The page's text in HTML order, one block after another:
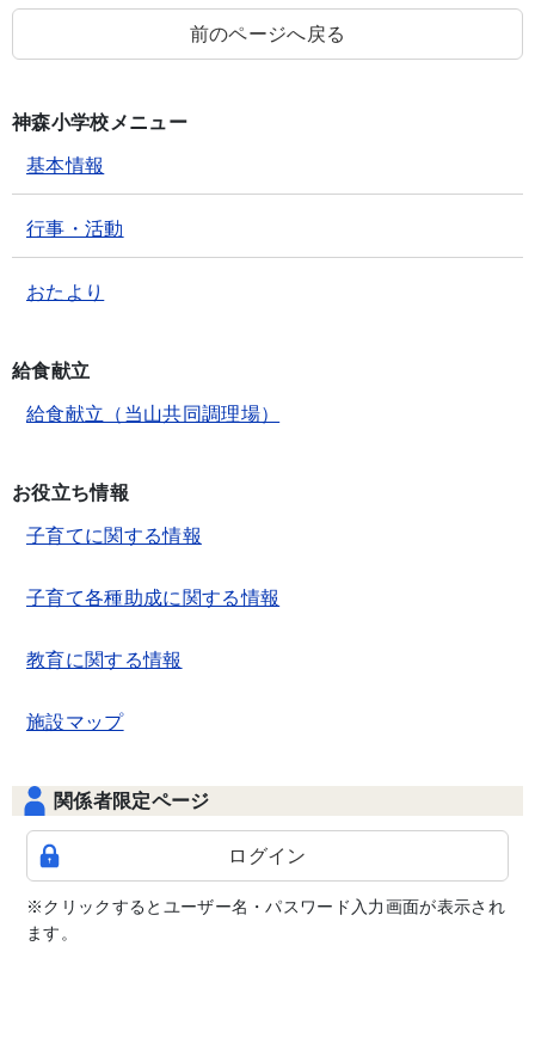
前のページへ戻る
神森小学校メニュー
基本情報
行事・活動
おたより
給食献立
給食献立（当山共同調理場）
お役立ち情報
子育てに関する情報
子育て各種助成に関する情報
教育に関する情報
施設マップ
関係者限定ページ
ログイン
※クリックするとユーザー名・パスワード入力画面が表示され
ます。